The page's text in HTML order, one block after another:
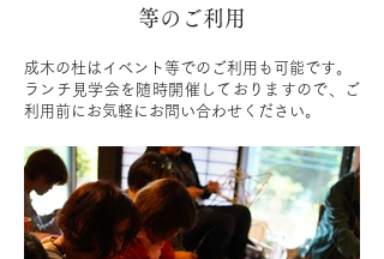
等のご利用
成木の杜はイベント等でのご利用も可能です。
ランチ見学会を随時開催しておりますので、ご
利用前にお気軽にお問い合わせください。